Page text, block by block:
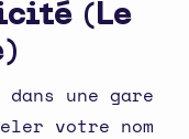
(Le
une gare
votre nom